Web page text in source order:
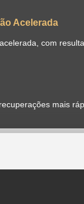
Acelerada
com
mais